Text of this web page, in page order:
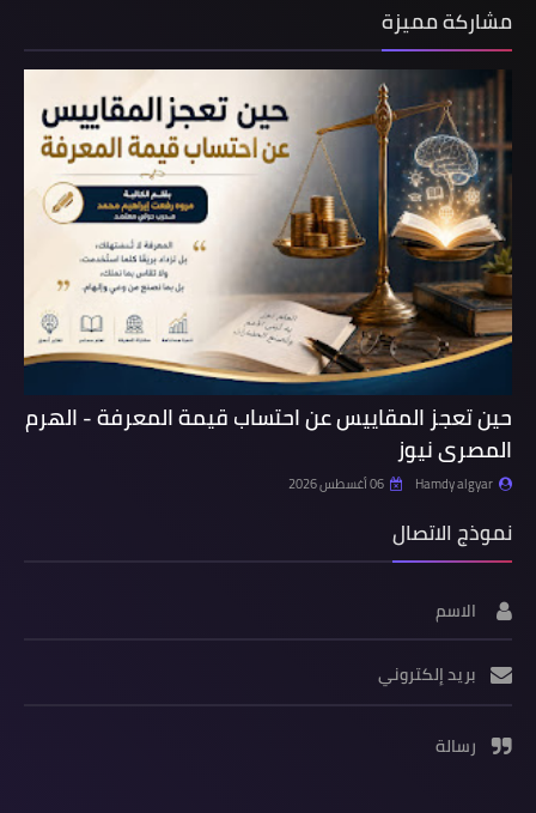
مشاركة مميزة
حين تعجز المقاييس عن احتساب قيمة المعرفة - الهرم
المصرى نيوز
Hamdy algyar 06 أغسطس 2026
نموذج الاتصال
الاسم
بريد إلكتروني
رسالة